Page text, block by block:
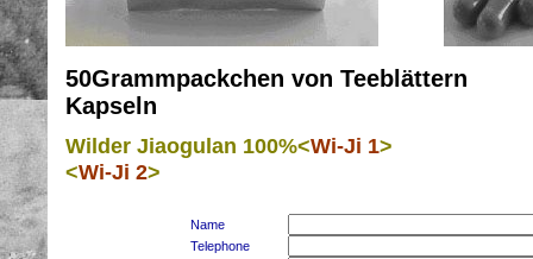
50Grammpackchen von
Kapseln
Wilder Jiaogulan 100%<Wi-Ji 1>
<Wi-Ji 2>
Name
Telephone